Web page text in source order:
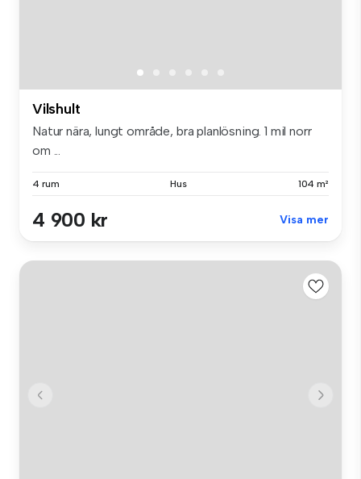
Vilshult
Natur nära, lungt område, bra planlösning. 1 mil norr
om ...
4 rum Hus 104 m²
4 900 kr Visa mer